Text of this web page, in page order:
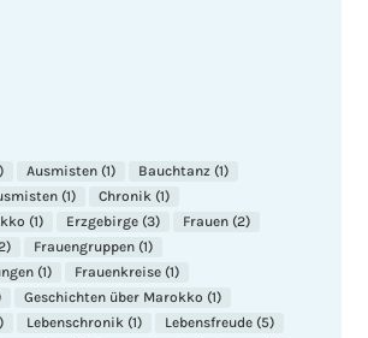
Ausmisten (1) Bauchtanz (1)
(1) Chronik (1)
(1) Erzgebirge (3) Frauen (2)
Frauengruppen (1)
(1) Frauenkreise (1)
Geschichten über Marokko (1)
Lebenschronik (1) Lebensfreude (5)